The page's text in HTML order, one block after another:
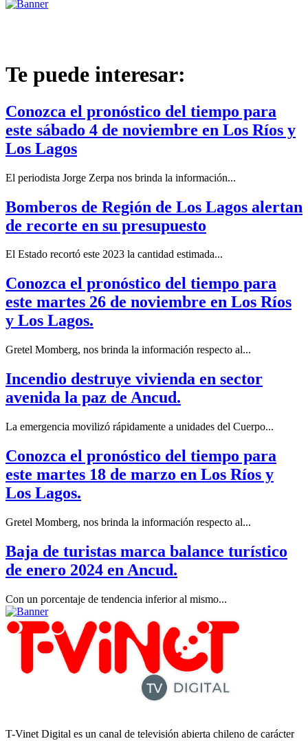
Te puede interesar:
Conozca el pronóstico del tiempo para
este sábado 4 de noviembre en Los Ríos y
Los Lagos
El periodista Jorge Zerpa nos brinda la información...
Bomberos de Región de Los Lagos alertan
de recorte en su presupuesto
El Estado recortó este 2023 la cantidad estimada...
Conozca el pronóstico del tiempo para
este martes 26 de noviembre en Los Ríos
y Los Lagos.
Gretel Momberg, nos brinda la información respecto al...
Incendio destruye vivienda en sector
avenida la paz de Ancud.
La emergencia movilizó rápidamente a unidades del Cuerpo...
Conozca el pronóstico del tiempo para
este martes 18 de marzo en Los Ríos y
Los Lagos.
Gretel Momberg, nos brinda la información respecto al...
Baja de turistas marca balance turístico
de enero 2024 en Ancud.
Con un porcentaje de tendencia inferior al mismo...
T-Vinet Digital es un canal de televisión abierta chileno de carácter